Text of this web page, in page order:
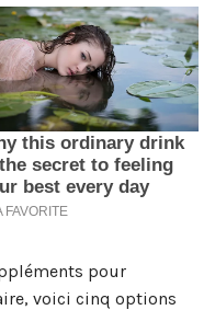
pour
voici cinq options